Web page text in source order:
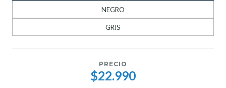
NEGRO
GRIS
PRECIO
$22.990